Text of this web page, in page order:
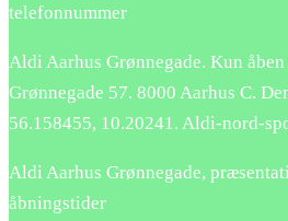
telefonnummer
Aldi Aarhus Grønnegade. Kun
Grønnegade 57. 8000 Aarhus C.
56.158455, 10.20241. Aldi-nord-
Aldi Aarhus Grønnegade,
åbningstider